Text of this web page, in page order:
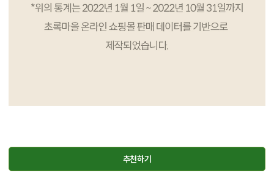
추천하기